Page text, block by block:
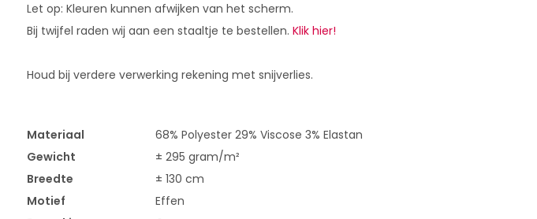
Let op: Kleuren kunnen afwijken van het scherm.
Bij twijfel raden wij aan een staaltje te bestellen. Klik hier!
Houd bij verdere verwerking rekening met snijverlies.
Materiaal
68% Polyester 29% Viscose 3% Elastan
Gewicht
± 295 gram/m²
Breedte
± 130 cm
Motief
Effen